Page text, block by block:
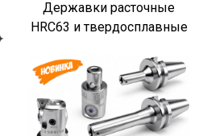
Державки расточные
HRC63 и твердосплавные